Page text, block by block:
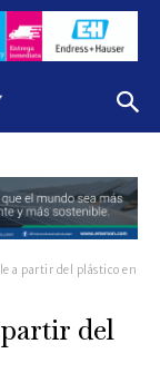
a partir del plástico en
del